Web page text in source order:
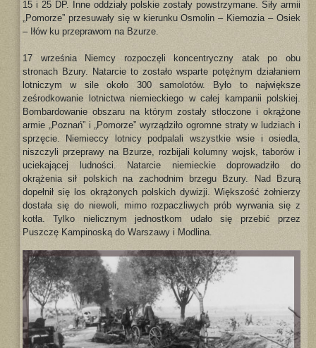
15 i 25 DP. Inne oddziały polskie zostały powstrzymane. Siły armii
„Pomorze” przesuwały się w kierunku Osmolin – Kiernozia – Osiek
– Iłów ku przeprawom na Bzurze.
17 września Niemcy rozpoczęli koncentryczny atak po obu
stronach Bzury. Natarcie to zostało wsparte potężnym działaniem
lotniczym w sile około 300 samolotów. Było to największe
ześrodkowanie lotnictwa niemieckiego w całej kampanii polskiej.
Bombardowanie obszaru na którym zostały stłoczone i okrążone
armie „Poznań” i „Pomorze” wyrządziło ogromne straty w ludziach i
sprzęcie. Niemieccy lotnicy podpalali wszystkie wsie i osiedla,
niszczyli przeprawy na Bzurze, rozbijali kolumny wojsk, taborów i
uciekającej ludności. Natarcie niemieckie doprowadziło do
okrążenia sił polskich na zachodnim brzegu Bzury. Nad Bzurą
dopełnił się los okrążonych polskich dywizji. Większość żołnierzy
dostała się do niewoli, mimo rozpaczliwych prób wyrwania się z
kotła. Tylko nielicznym jednostkom udało się przebić przez
Puszczę Kampinoską do Warszawy i Modlina.